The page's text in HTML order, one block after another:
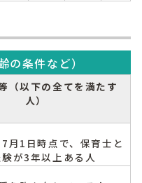
の条件など）
（以下の全てを満たす
人）
7月1日時点で、保育士と
が3年以上ある人